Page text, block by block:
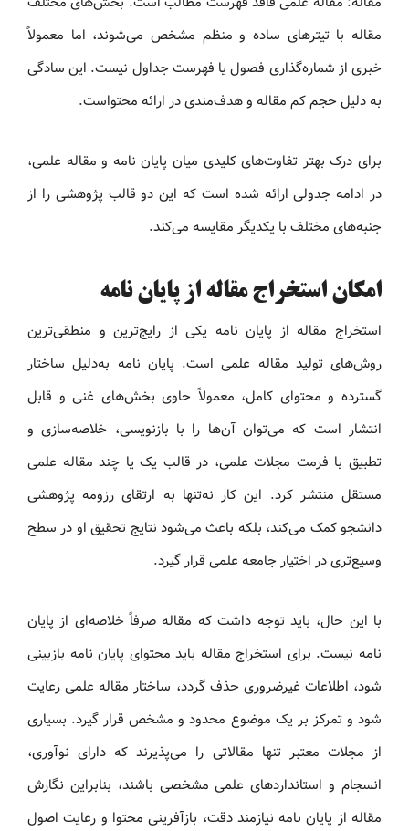
مقاله با تیترهای ساده و منظم مشخص می‌شوند، اما معمولاً
خبری از شماره‌گذاری فصول یا فهرست جداول نیست. این سادگی
به دلیل حجم کم مقاله و هدف‌مندی در ارائه محتواست.
برای درک بهتر تفاوت‌های کلیدی میان پایان نامه و مقاله علمی،
در ادامه جدولی ارائه شده است که این دو قالب پژوهشی را از
جنبه‌های مختلف با یکدیگر مقایسه می‌کند.
امکان استخراج مقاله از پایان نامه
استخراج مقاله از پایان نامه یکی از رایج‌ترین و منطقی‌ترین
روش‌های تولید مقاله علمی است. پایان نامه به‌دلیل ساختار
گسترده و محتوای کامل، معمولاً حاوی بخش‌های غنی و قابل
انتشار است که می‌توان آن‌ها را با بازنویسی، خلاصه‌سازی و
تطبیق با فرمت مجلات علمی، در قالب یک یا چند مقاله علمی
مستقل منتشر کرد. این کار نه‌تنها به ارتقای رزومه پژوهشی
دانشجو کمک می‌کند، بلکه باعث می‌شود نتایج تحقیق او در سطح
وسیع‌تری در اختیار جامعه علمی قرار گیرد.
با این حال، باید توجه داشت که مقاله صرفاً خلاصه‌ای از پایان
نامه نیست. برای استخراج مقاله باید محتوای پایان نامه بازبینی
شود، اطلاعات غیرضروری حذف گردد، ساختار مقاله علمی رعایت
شود و تمرکز بر یک موضوع محدود و مشخص قرار گیرد. بسیاری
از مجلات معتبر تنها مقالاتی را می‌پذیرند که دارای نوآوری،
انسجام و استانداردهای علمی مشخصی باشند، بنابراین نگارش
مقاله از پایان نامه نیازمند دقت، بازآفرینی محتوا و رعایت اصول